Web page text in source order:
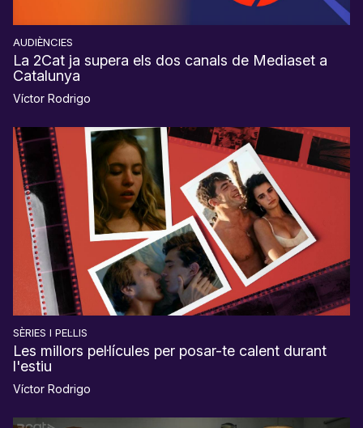
AUDIÈNCIES
La 2Cat ja supera els dos canals de Mediaset a
Catalunya
Víctor Rodrigo
SÈRIES I PEL·LIS
Les millors pel·lícules per posar-te calent durant
l'estiu
Víctor Rodrigo